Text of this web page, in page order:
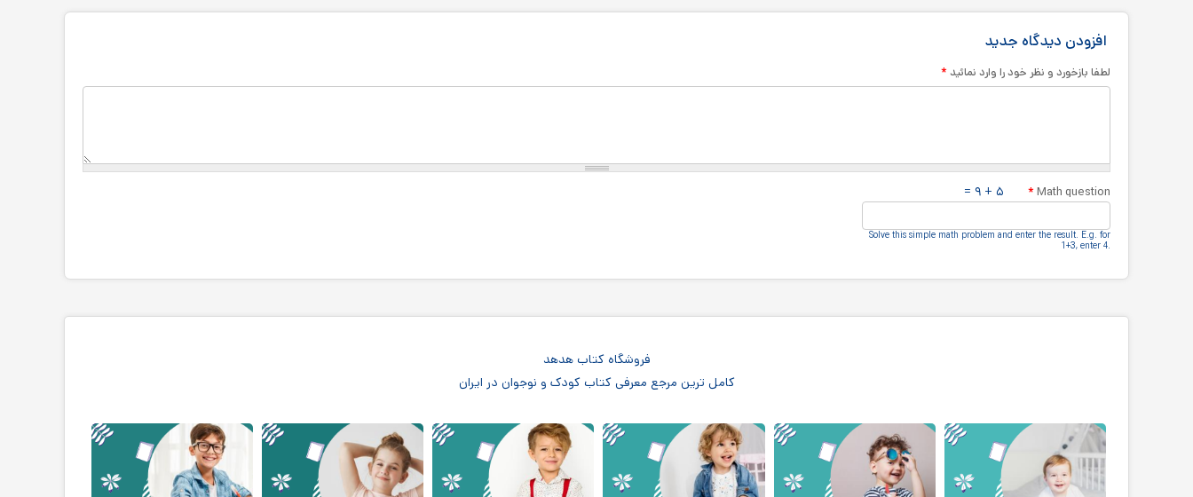
افزودن دیدگاه جدید
لطفا بازخورد و نظر خود را وارد نمائید *
Math question
* ۵ + ۹ =
Solve this simple math problem and enter the result.‎ E.g.‎ for
1+3, enter 4.‎
فروشگاه کتاب هدهد
کامل ترین مرجع معرفی کتاب کودک و نوجوان در ایران